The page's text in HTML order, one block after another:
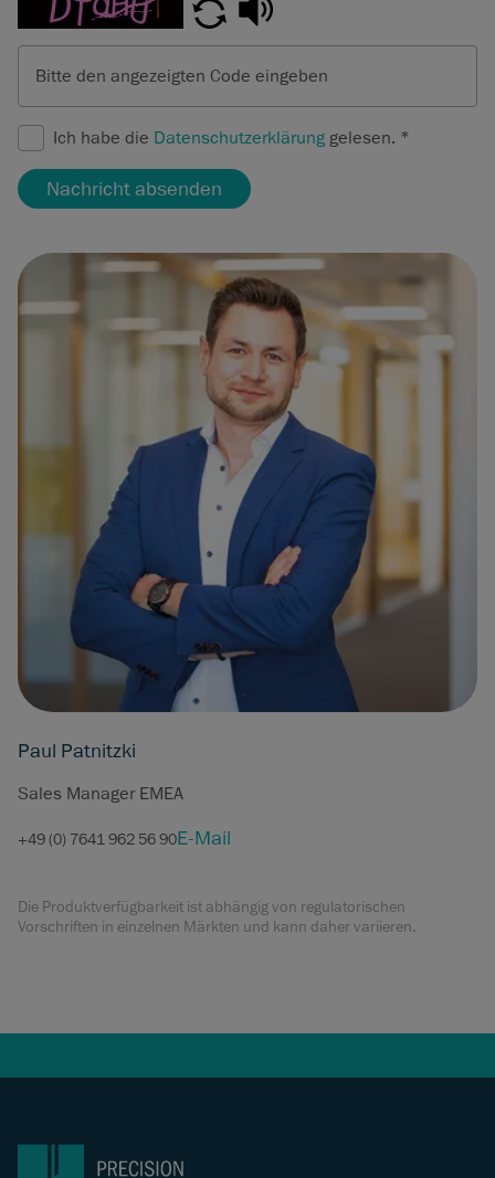
Bitte den angezeigten Code eingeben
Ich habe die Datenschutzerklärung gelesen. *
Nachricht absenden
Paul Patnitzki
Sales Manager EMEA
+49 (0) 7641 962 56 90E-Mail
Die Produktverfügbarkeit ist abhängig von regulatorischen
Vorschriften in einzelnen Märkten und kann daher variieren.